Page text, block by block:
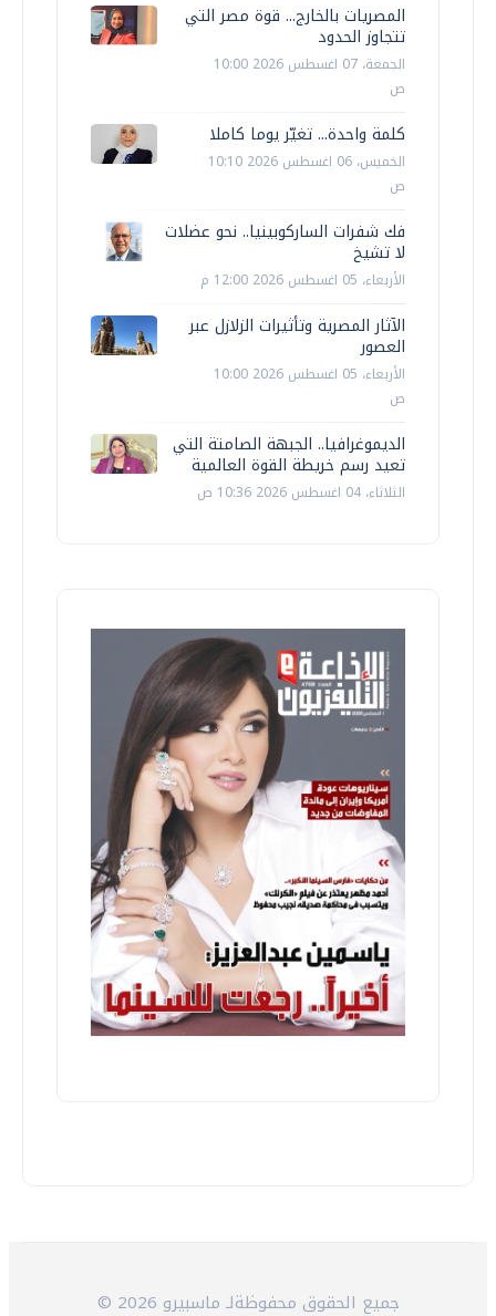
المصريات بالخارج... قوة مصر التي
تتجاوز الحدود
الجمعة، 07 اغسطس 2026 10:00
ص
كلمة واحدة... تغيّر يوما كاملا
الخميس، 06 اغسطس 2026 10:10
ص
فك شفرات الساركوبينيا.. نحو عضلات
لا تشيخ
الأربعاء، 05 اغسطس 2026 12:00 م
الآثار المصرية وتأثيرات الزلازل عبر
العصور
الأربعاء، 05 اغسطس 2026 10:00
ص
الديموغرافيا.. الجبهة الصامتة التي
تعيد رسم خريطة القوة العالمية
الثلاثاء، 04 اغسطس 2026 10:36 ص
© 2026 جميع الحقوق محفوظةلـ ماسبيرو